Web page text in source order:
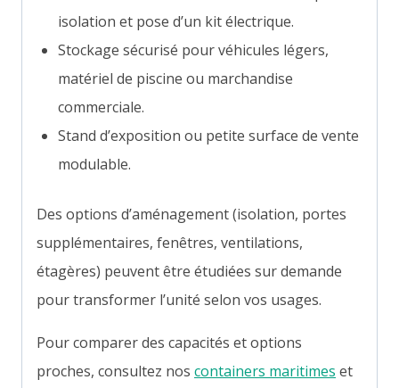
isolation et pose d’un kit électrique.
Stockage sécurisé pour véhicules légers,
matériel de piscine ou marchandise
commerciale.
Stand d’exposition ou petite surface de vente
modulable.
Des options d’aménagement (isolation, portes
supplémentaires, fenêtres, ventilations,
étagères) peuvent être étudiées sur demande
pour transformer l’unité selon vos usages.
Pour comparer des capacités et options
proches, consultez nos containers maritimes et